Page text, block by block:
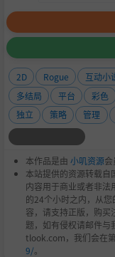
2D Rogue 互动小
多结局
平台 彩色
独立
策略 管理
本作品是由 小叽资源会
本站提供的资源转载自
内容用于商业或者非法
的24个小时之内，从
容，请支持正版，购买
题，如有侵权请邮件
tlook.com，我们会在
9/。